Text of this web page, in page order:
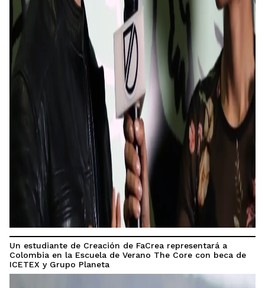
Un estudiante de Creación de FaCrea representará a
Colombia en la Escuela de Verano The Core con beca de
ICETEX y Grupo Planeta